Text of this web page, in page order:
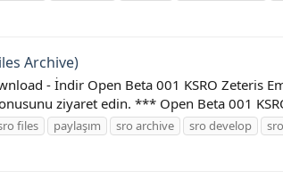
Archive)
- İndir Open Beta 001 KSRO
ziyaret edin. *** Open Beta 001
files paylaşım sro archive sro develop sro